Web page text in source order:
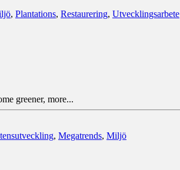
, Plantations, Restaurering, Utvecklingsarbete
greener, more...
, Megatrends, Miljö